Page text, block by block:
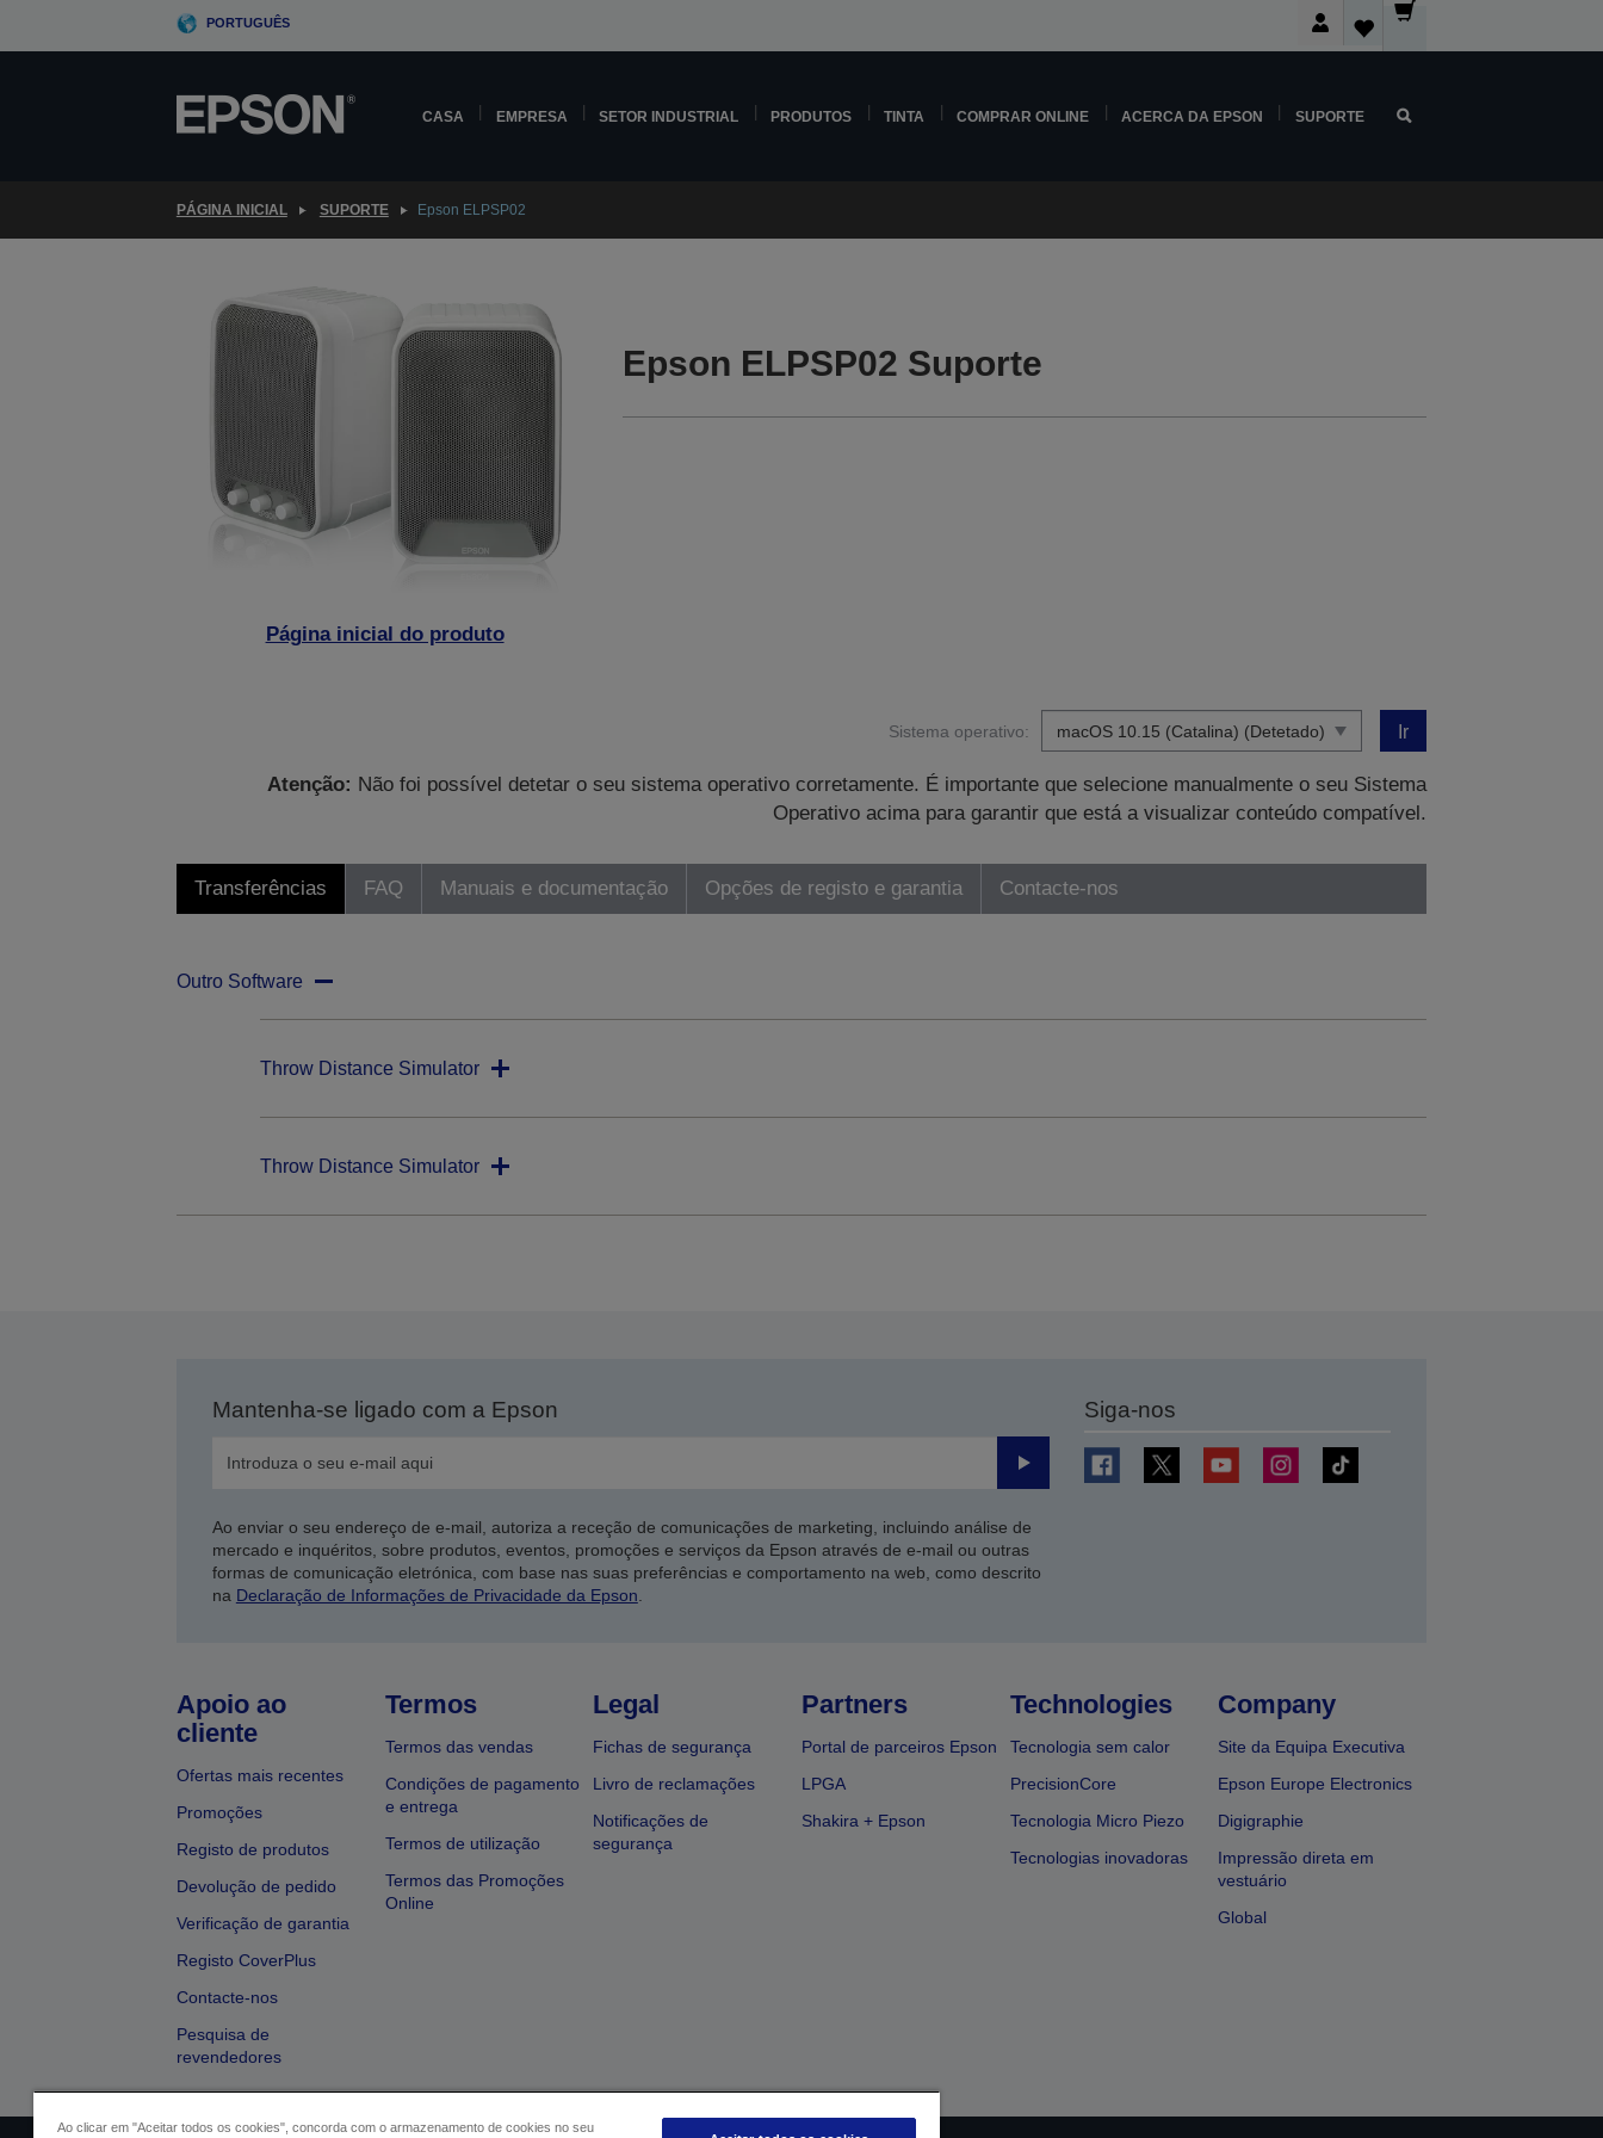
PORTUGUÊS
CASA EMPRESA SETOR INDUSTRIAL PRODUTOS TINTA COMPRAR ONLINE ACERCA DA EPSON SUPORTE
PÁGINA INICIAL SUPORTE Epson ELPSP02
Página inicial do produto
Epson ELPSP02 Suporte
Sistema operativo: Ir
Atenção: Não foi possível detetar o seu sistema operativo corretamente. É importante que selecione manualmente o seu Sistema
Operativo acima para garantir que está a visualizar conteúdo compatível.
Transferências FAQ Manuais e documentação Opções de registo e garantia Contacte-nos
Outro Software
Throw Distance Simulator
Throw Distance Simulator
Mantenha-se ligado com a Epson
Enviar
Ao enviar o seu endereço de e-mail, autoriza a receção de comunicações de marketing, incluindo análise de
mercado e inquéritos, sobre produtos, eventos, promoções e serviços da Epson através de e-mail ou outras
formas de comunicação eletrónica, com base nas suas preferências e comportamento na web, como descrito
na Declaração de Informações de Privacidade da Epson.
Siga-nos
Apoio ao
cliente
Ofertas mais recentes
Promoções
Registo de produtos
Devolução de pedido
Verificação de garantia
Registo CoverPlus
Contacte-nos
Pesquisa de
revendedores
Termos
Termos das vendas
Condições de pagamento
e entrega
Termos de utilização
Termos das Promoções
Online
Legal
Fichas de segurança
Livro de reclamações
Notificações de
segurança
Partners
Portal de parceiros Epson
LPGA
Shakira + Epson
Technologies
Tecnologia sem calor
PrecisionCore
Tecnologia Micro Piezo
Tecnologias inovadoras
Company
Site da Equipa Executiva
Epson Europe Electronics
Digigraphie
Impressão direta em
vestuário
Global
Ao clicar em "Aceitar todos os cookies", concorda com o armazenamento de cookies no seu